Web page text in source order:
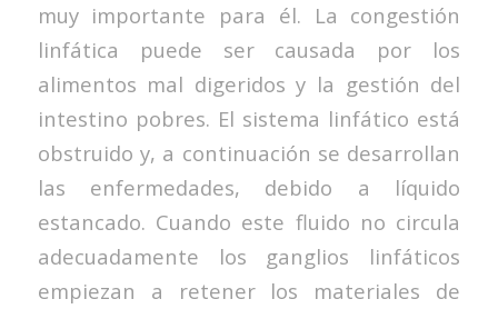
muy importante para él. La congestión
linfática puede ser causada por los
alimentos mal digeridos y la gestión del
intestino pobres. El sistema linfático está
obstruido y, a continuación se desarrollan
las enfermedades, debido a líquido
estancado. Cuando este fluido no circula
adecuadamente los ganglios linfáticos
empiezan a retener los materiales de